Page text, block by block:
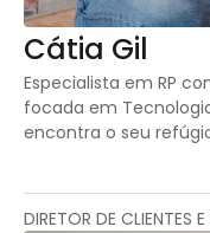
Cátia Gil
Especialista em RP
focada em
encontra o seu
DIRETOR DE CLIENTES